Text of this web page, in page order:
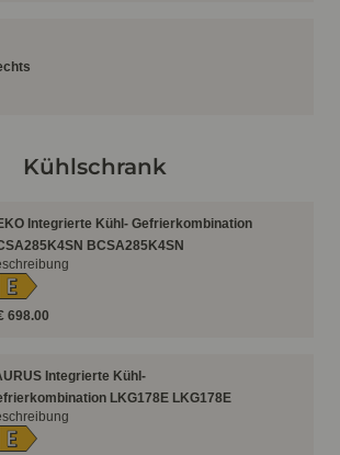
Kühlschrank
Integrierte Kühl- Gefrierkombination
BCSA285K4SN
698.00
E
Integrierte Kühl-
LKG178E LKG178E
E